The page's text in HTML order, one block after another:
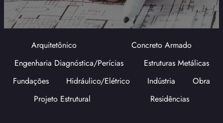
Arquitetônico
Concreto Armado
Engenharia Diagnóstica/Perícias
Estruturas Metálicas
Fundações
Hidráulico/Elétrico Indústria
Obra
Projeto Estrutural
Residências